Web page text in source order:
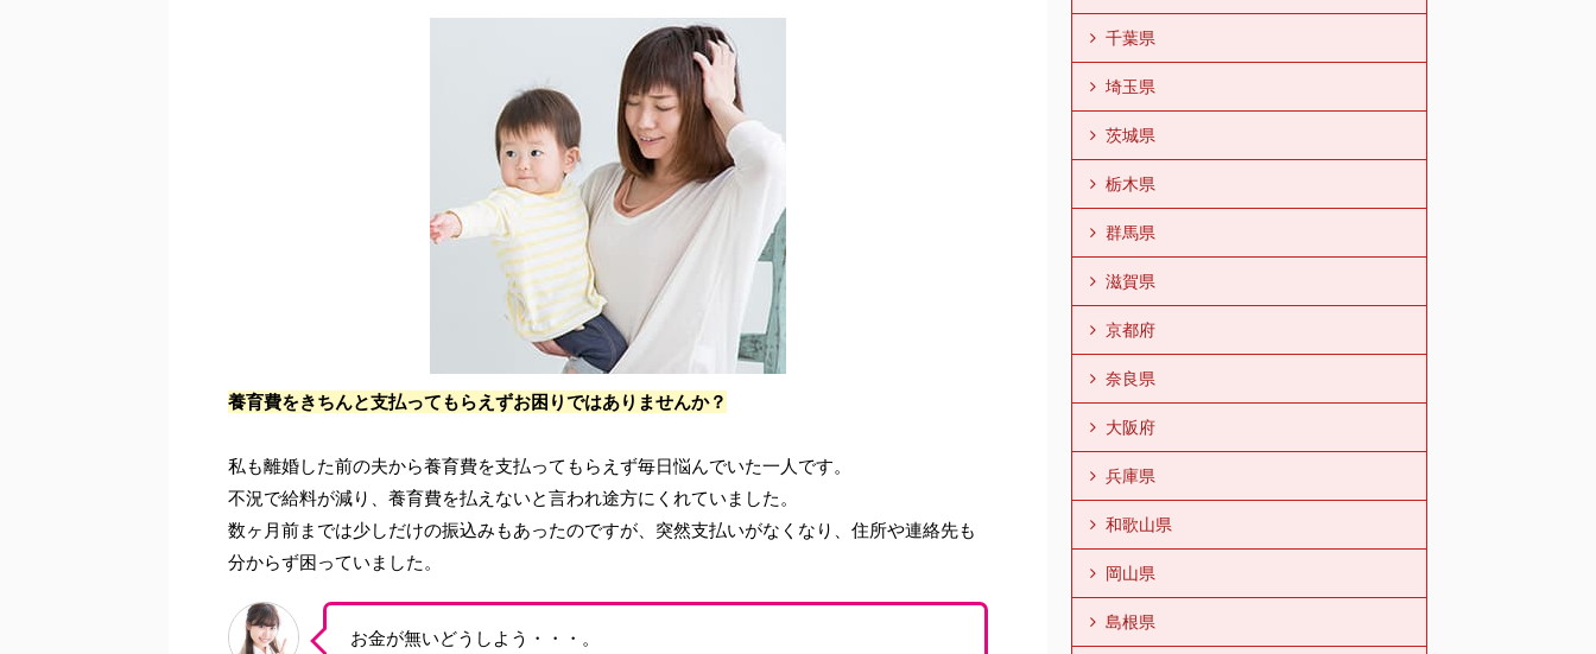
養育費をきちんと支払ってもらえずお困りではありませんか？
私も離婚した前の夫から養育費を支払ってもらえず毎日悩んでいた一人です。
不況で給料が減り、養育費を払えないと言われ途方にくれていました。
数ヶ月前までは少しだけの振込みもあったのですが、突然支払いがなくなり、住所や連絡先も
分からず困っていました。
お金が無いどうしよう・・・。
千葉県
埼玉県
茨城県
栃木県
群馬県
滋賀県
京都府
奈良県
大阪府
兵庫県
和歌山県
岡山県
島根県